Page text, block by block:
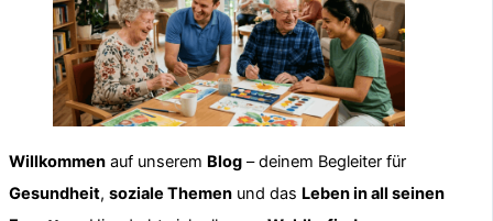
Willkommen auf unserem Blog – deinem Begleiter für
Gesundheit, soziale Themen und das Leben in all seinen